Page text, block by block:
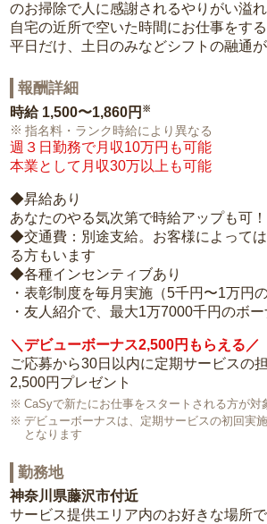
のお掃除で人に感謝されるやりがい溢れ
自宅の近所で空いた時間にお仕事をす
平日だけ、土日のみなどシフトの融通が
報酬詳細
時給 1,500〜1,860円 ※
指名料・ランク時給により異なる
週３日勤務で月収10万円も可能
本業として月収30万以上も可能
◆昇給あり
あなたのやる気次第で時給アップも可！
◆交通費：別途支給。お客様によって
る方もいます
◆各種インセンティブあり
・表彰制度を毎月実施（5千円〜1万円
・友人紹介で、最大1万7000千円のボ
＼デビューボーナス2,500円もらえる／
ご応募から30日以内に定期サービスの
2,500円プレゼント
CaSyで新たにお仕事をスタートされる方が対
デビューボーナスは、定期サービスの初回実
となります
勤務地
神奈川県藤沢市付近
サービス提供エリア内のお好きな場所で